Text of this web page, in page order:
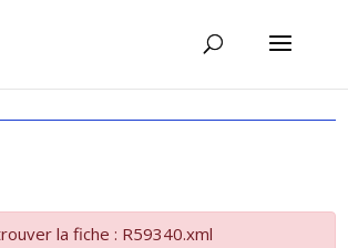
la fiche : R59340.xml